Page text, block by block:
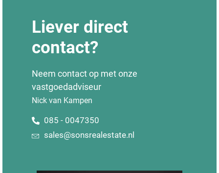
Liever direct
contact?
Neem contact op met onze
vastgoedadviseur
Nick van Kampen
085 - 0047350
sales@sonsrealestate.nl